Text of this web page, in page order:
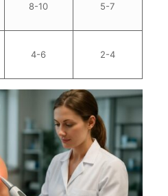
8-10 5-7
4-6 2-4